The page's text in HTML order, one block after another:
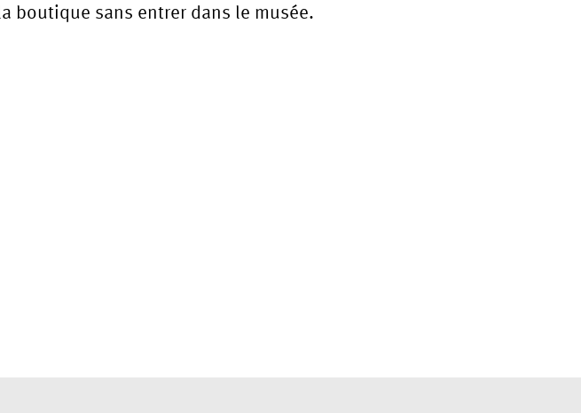
boutique sans entrer dans le musée.